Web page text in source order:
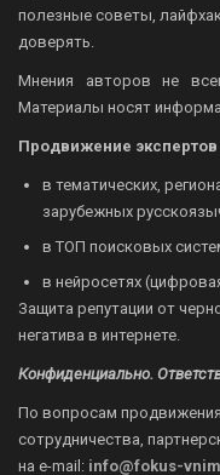
полезные советы,
доверять.
Мнения авторов не
Материалы носят
Продвижение
в тематических,
зарубежных
в ТОП поисковых
в нейросетях
Защита репутации от
негатива в интернете.
Конфиденциально.
По вопросам
сотрудничества,
на e-mail: info@fokus-